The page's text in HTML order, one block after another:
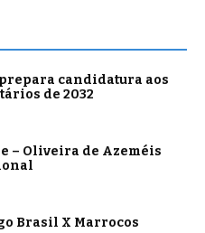
candidatura aos
de 2032
– Oliveira de Azeméis
Brasil X Marrocos